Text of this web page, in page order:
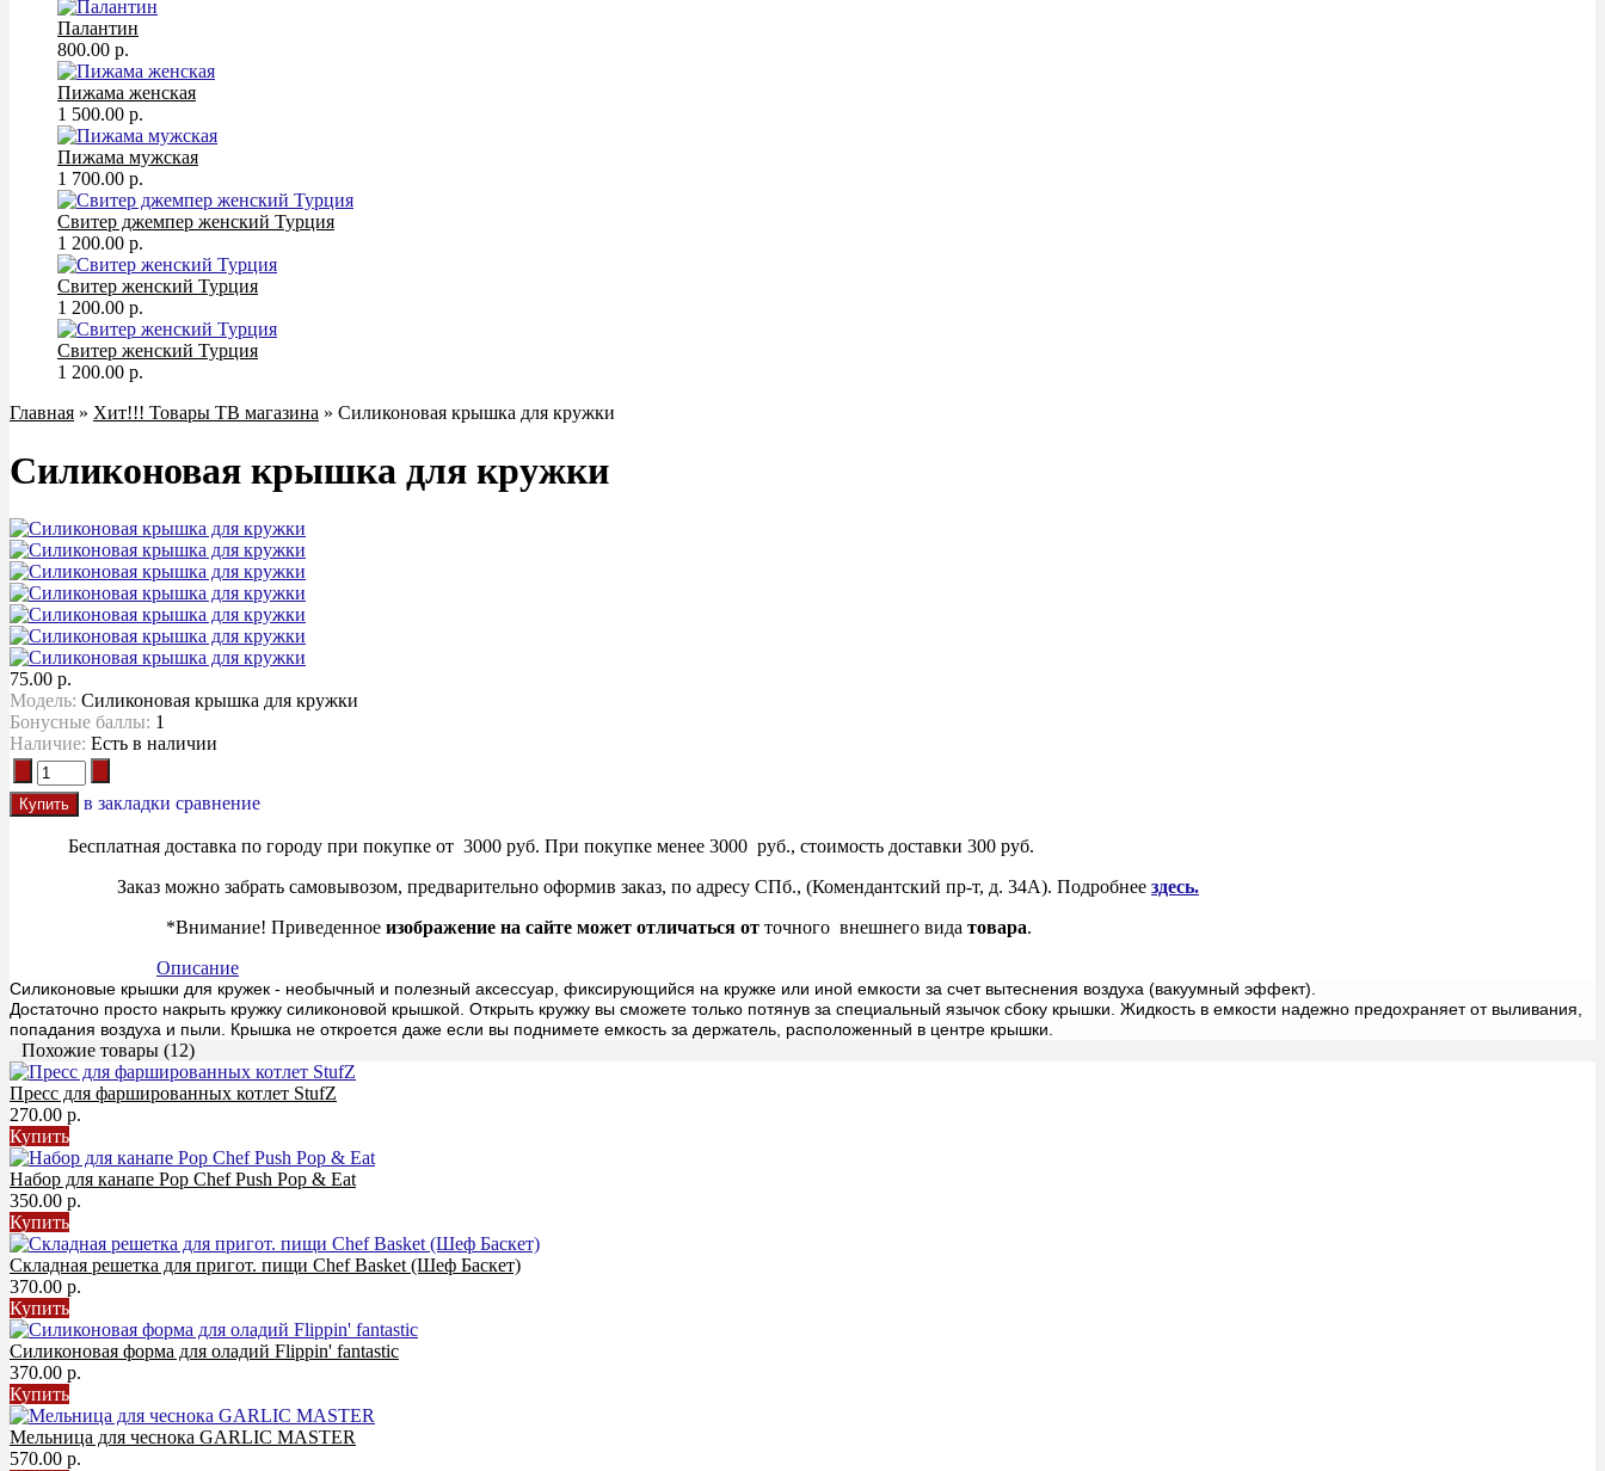
Палантин
800.00 р.
Пижама женская
1 500.00 р.
Пижама мужская
1 700.00 р.
Свитер джемпер женский Турция
1 200.00 р.
Свитер женский Турция
1 200.00 р.
Свитер женский Турция
1 200.00 р.
Главная » Хит!!! Товары ТВ магазина » Силиконовая крышка для кружки
Силиконовая крышка для кружки
75.00 р.
Модель: Силиконовая крышка для кружки
Бонусные баллы: 1
Наличие: Есть в наличии
в закладки сравнение
Бесплатная доставка по городу при покупке от 3000 руб. При покупке менее 3000 руб., стоимость доставки 300 руб.
Заказ можно забрать самовывозом, предварительно оформив заказ, по адресу СПб., (Комендантский пр-т, д. 34А). Подробнее здесь.
*Внимание! Приведенное изображение на сайте может отличаться от точного внешнего вида товара.
Описание
Силиконовые крышки для кружек - необычный и полезный аксессуар, фиксирующийся на кружке или иной емкости за счет вытеснения воздуха (вакуумный эффект).
Достаточно просто накрыть кружку силиконовой крышкой. Открыть кружку вы сможете только потянув за специальный язычок сбоку крышки. Жидкость в емкости надежно предохраняет от выливания,
попадания воздуха и пыли. Крышка не откроется даже если вы поднимете емкость за держатель, расположенный в центре крышки.
Похожие товары (12)
Пресс для фаршированных котлет StufZ
270.00 р.
Купить
Набор для канапе Pop Chef Push Pop & Eat
350.00 р.
Купить
Складная решетка для пригот. пищи Chef Basket (Шеф Баскет)
370.00 р.
Купить
Силиконовая форма для оладий Flippin' fantastic
370.00 р.
Купить
Мельница для чеснока GARLIC MASTER
570.00 р.